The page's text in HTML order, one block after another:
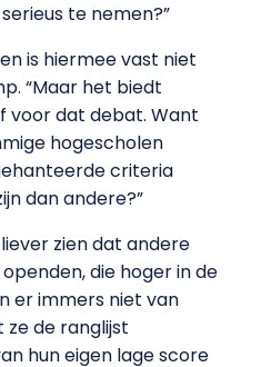
te nemen?”
is hiermee vast niet
“Maar het biedt
voor dat debat. Want
hogescholen
criteria
dan andere?”
zien dat andere
die hoger in de
er immers niet van
de ranglijst
hun eigen lage score